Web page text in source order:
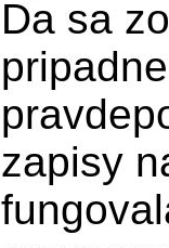
Da sa
zapisy